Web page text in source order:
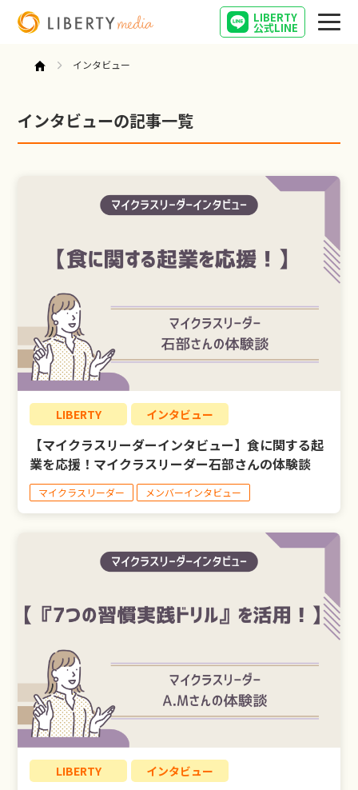
LIBERTY
公式LINE
インタビュー
キャリア
営業女子の気になること
LIBERTY
LIBERTY公式LINE
お問い合わせ
インタビュー
インタビューの記事一覧
LIBERTY インタビュー
【マイクラスリーダーインタビュー】食に関する起
業を応援！マイクラスリーダー石部さんの体験談
マイクラスリーダー メンバーインタビュー
LIBERTY インタビュー